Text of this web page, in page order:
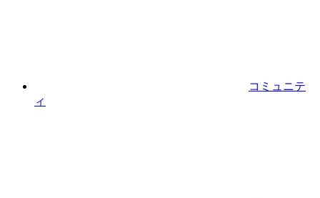
コミュニテ
ィ